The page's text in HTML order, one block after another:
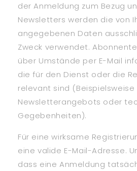
der Anmeldung zum Bezug
Newsletters werden die von
angegebenen Daten
Zweck verwendet.
über Umstände per E-Mail
die für den Dienst oder die
relevant sind
Newsletterangebots oder
Gegebenheiten).
Für eine wirksame
eine valide E-Mail-Adresse.
dass eine Anmeldung